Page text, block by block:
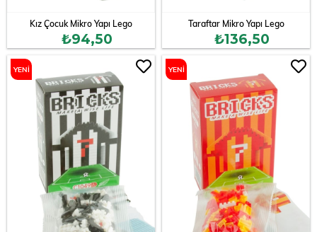
Kız Çocuk Mikro Yapı Lego
₺94,50
Taraftar Mikro Yapı Lego
₺136,50
YENI YENI